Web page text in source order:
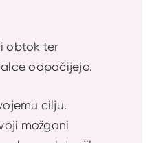
obtok ter
odpočijejo.
cilju.
možgani